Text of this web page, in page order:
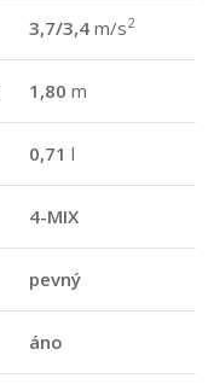
3,7/3,4 m/s2
1,80 m
0,71 l
4-MIX
pevný
áno